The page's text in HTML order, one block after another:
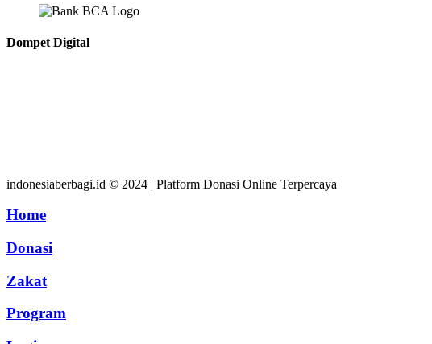
Dompet Digital
indonesiaberbagi.id © 2024 | Platform Donasi Online Terpercaya
Home
Donasi
Zakat
Program